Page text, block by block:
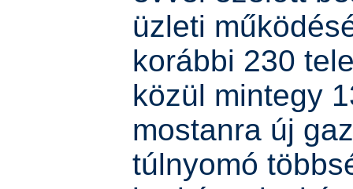
üzleti
korábbi 230
közül mintegy
mostanra új
túlnyomó